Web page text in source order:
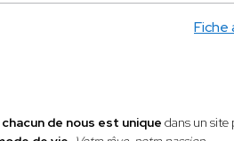
chacun de nous est unique dans un site